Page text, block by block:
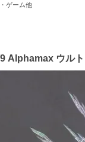
ゲーム他
Alphamax ウル